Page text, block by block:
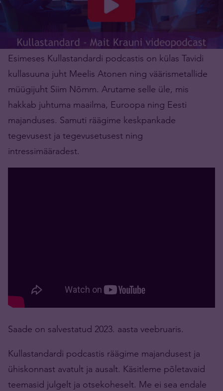
Esimeses Kullastandardi podcastis on külas Tavidi
kullasuuna juht Meelis Atonen ning väärismetallide
müügijuht Siim Nõmm. Arutame selle üle, mis
hakkab juhtuma maailma, Euroopa ning Eesti
majanduses. Samuti räägime keskpankade
tegevusest ja tegevusetusest ning
intressimääradest.
Saade on salvestatud 2023. aasta veebruaris.
Kullastandardi podcastis räägime majandusest ja
ühiskonnast avatult ja ausalt. Käsitleme põletavaid
teemasid julgelt ja otsekoheselt. Me ei sea endale